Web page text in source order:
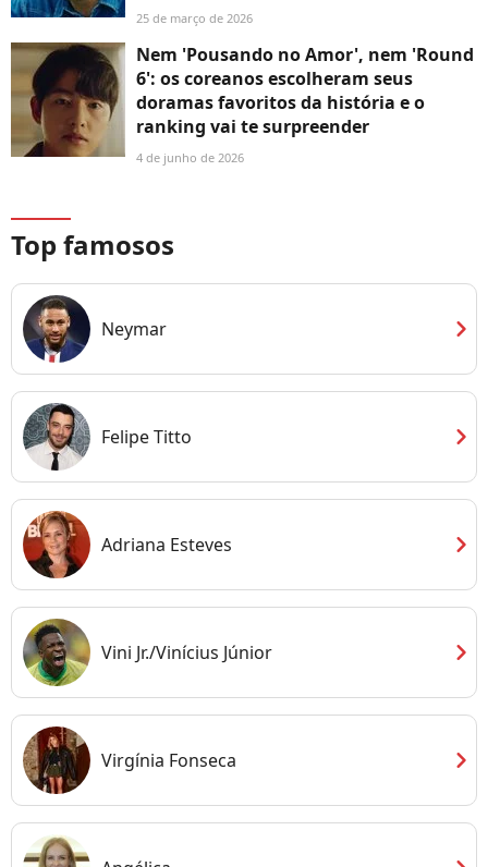
25 de março de 2026
Nem 'Pousando no Amor', nem 'Round
6': os coreanos escolheram seus
doramas favoritos da história e o
ranking vai te surpreender
4 de junho de 2026
Top famosos
Neymar chevron_right
Felipe Titto chevron_right
Adriana Esteves chevron_right
Vini Jr./Vinícius Júnior chevron_right
Virgínia Fonseca chevron_right